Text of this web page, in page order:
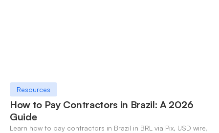
Resources
How to Pay Contractors in Brazil: A 2026
Guide
Learn how to pay contractors in Brazil in BRL via Pix, USD wire,